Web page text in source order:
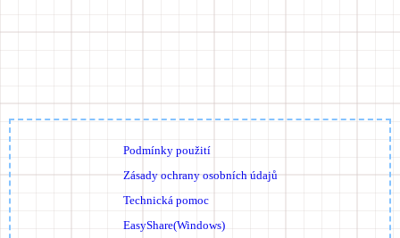
Podmínky použití
Zásady ochrany osobních údajů
Technická pomoc
EasyShare(Windows)